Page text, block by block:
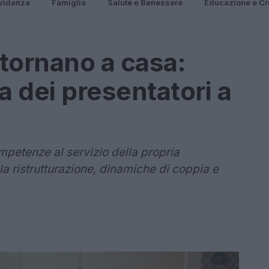
Famiglia Salute e Benessere Educazione e
a casa:
dei presentatori a
al servizio della propria
ristrutturazione, dinamiche di coppia e